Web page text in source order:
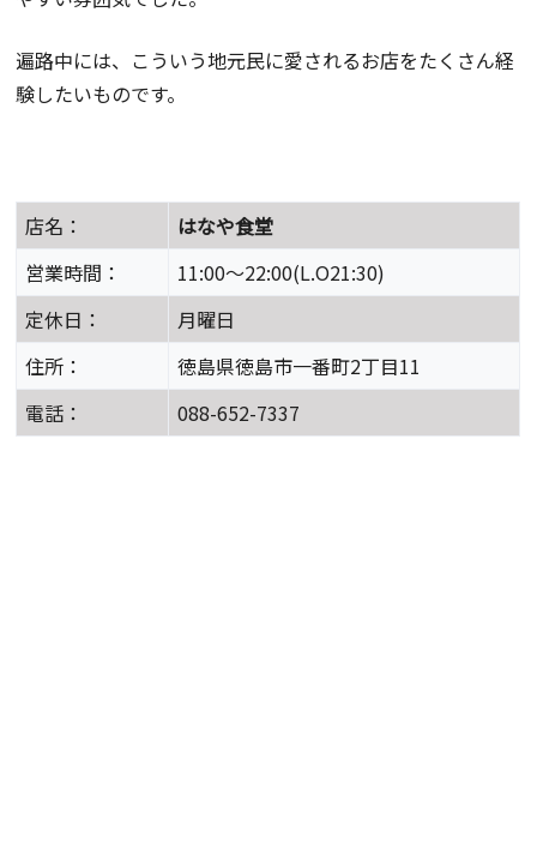
遍路中には、こういう地元民に愛されるお店をたくさん経
験したいものです。
店名：
はなや食堂
営業時間：
11:00～22:00(L.O21:30)
定休日：
月曜日
住所：
徳島県徳島市一番町2丁目11
電話：
088-652-7337